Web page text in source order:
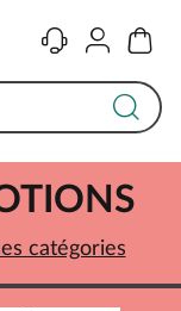
ContactComptePanier
catégories